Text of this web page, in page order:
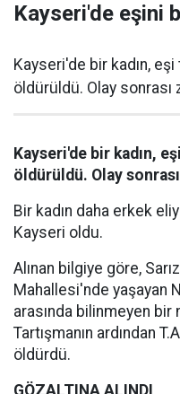
Kayseri'de eşini
Kayseri'de bir kadın,
öldürüldü. Olay sonrası
Kayseri'de bir kadın,
öldürüldü. Olay sonrası
Bir kadın daha erkek
Kayseri oldu.
Alınan bilgiye göre,
Mahallesi'nde yaşayan
arasında bilinmeyen bir
Tartışmanın ardından
öldürdü.
GÖZALTINA ALINDI